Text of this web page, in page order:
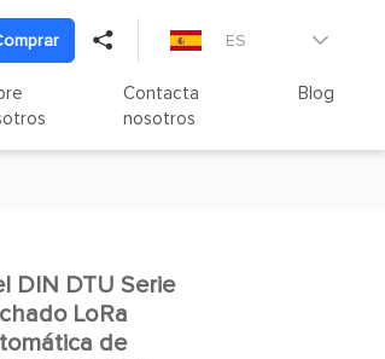
 ES 
Contacta
nosotros
Blog

DIN DTU Serie
LoRa
de